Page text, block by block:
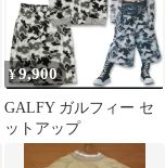
¥9,900
GALFY ガルフィー セ
ットアップ